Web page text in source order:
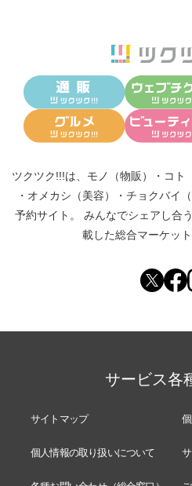
ツクツク!!!は、 モノ（物販） ・ コト
・ オメカシ（美容） ・ チョクバイ（
予約サイト。
みんなでシェアし合う
載した総合マーケット
サービス各
サイトマップ
個人情報の取り扱いについて